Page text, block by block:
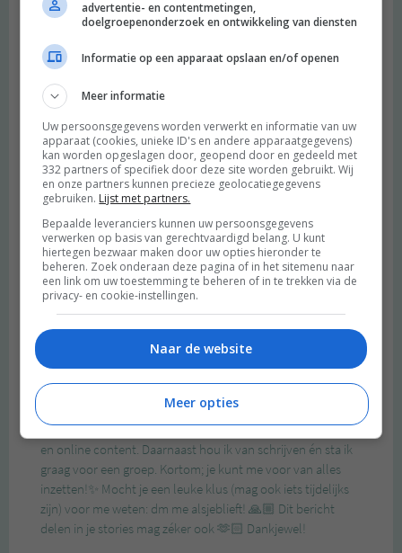
advertentie- en contentmetingen,
doelgroepenonderzoek en ontwikkeling van diensten
Informatie op een apparaat opslaan en/of openen
Meer informatie
Uw persoonsgegevens worden verwerkt en informatie van uw
apparaat (cookies, unieke ID's en andere apparaatgegevens)
kan worden opgeslagen door, geopend door en gedeeld met
332 partners of specifiek door deze site worden gebruikt. Wij
en onze partners kunnen precieze geolocatiegegevens
gebruiken. Lijst met partners.
Bepaalde leveranciers kunnen uw persoonsgegevens
verwerken op basis van gerechtvaardigd belang. U kunt
hiertegen bezwaar maken door uw opties hieronder te
beheren. Zoek onderaan deze pagina of in het sitemenu naar
een link om uw toestemming te beheren of in te trekken via de
privacy- en cookie-instellingen.
Naar de website
Meer opties